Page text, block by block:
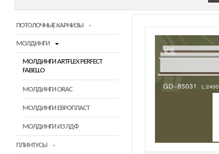
ПОТОЛОЧНЫЕ КАРНИЗЫ
МОЛДИНГИ
МОЛДИНГИ ARTFLEX PERFECT
FABELLO
МОЛДИНГИ ORAC
МОЛДИНГИ ЕВРОПЛАСТ
МОЛДИНГИ ИЗ ЛДФ
ПЛИНТУСЫ